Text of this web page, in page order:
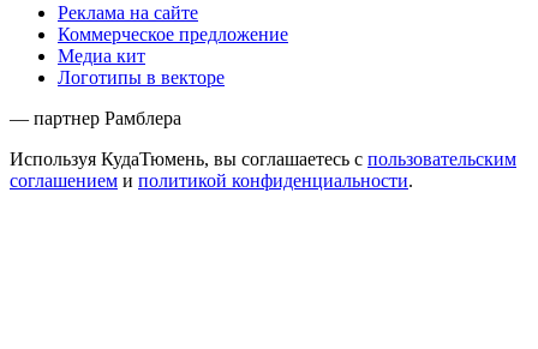
Реклама на сайте
Коммерческое предложение
Медиа кит
Логотипы в векторе
— партнер Рамблера
Используя КудаТюмень, вы соглашаетесь с пользовательским
соглашением и политикой конфиденциальности.